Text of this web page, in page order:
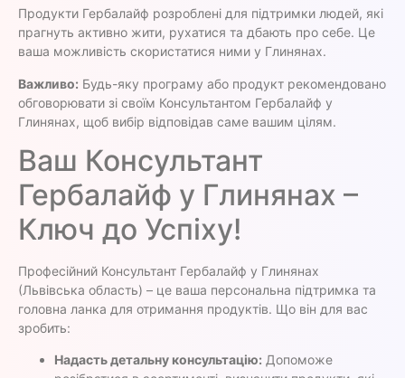
Продукти Гербалайф розроблені для підтримки людей, які
прагнуть активно жити, рухатися та дбають про себе. Це
ваша можливість скористатися ними у Глинянах.
Важливо: Будь-яку програму або продукт рекомендовано
обговорювати зі своїм Консультантом Гербалайф у
Глинянах, щоб вибір відповідав саме вашим цілям.
Ваш Консультант
Гербалайф у Глинянах –
Ключ до Успіху!
Професійний Консультант Гербалайф у Глинянах
(Львівська область) – це ваша персональна підтримка та
головна ланка для отримання продуктів. Що він для вас
зробить:
Надасть детальну консультацію: Допоможе